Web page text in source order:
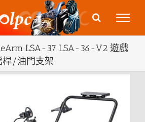
LSA-37 LSA-36-V2 遊戲
/油門支架